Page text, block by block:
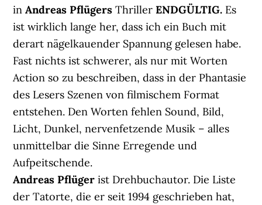
inAndreas PflügersThrillerENDGÜLTIG. Es
ist wirklich lange her, dass ich ein Buch mit
derart nägelkauender Spannung gelesen habe.
Fast nichts ist schwerer, als nur mit Worten
Action so zu beschreiben, dass in der Phantasie
des Lesers Szenen von filmischem Format
entstehen. Den Worten fehlen Sound, Bild,
Licht, Dunkel, nervenfetzende Musik – alles
unmittelbar die Sinne Erregende und
Aufpeitschende.
Andreas Pflüger ist Drehbuchautor. Die Liste
der Tatorte, die er seit 1994 geschrieben hat,